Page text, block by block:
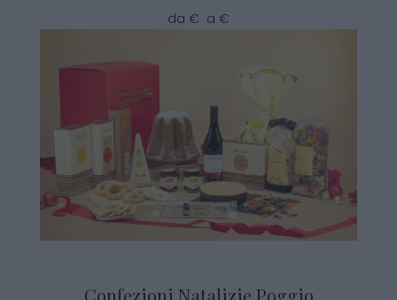
da € a €